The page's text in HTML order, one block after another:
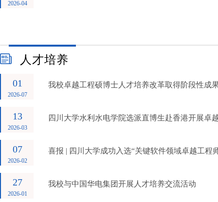
2026-04
人才培养
01
2026-07
我校卓越工程硕博士人才培养改革取得阶段性成
13
2026-03
四川大学水利水电学院选派直博生赴香港开展卓
07
2026-02
喜报 | 四川大学成功入选“关键软件领域卓越工程
27
2026-01
我校与中国华电集团开展人才培养交流活动